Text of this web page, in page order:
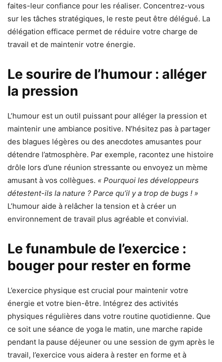
faites-leur confiance pour les réaliser. Concentrez-vous
sur les tâches stratégiques, le reste peut être délégué. La
délégation efficace permet de réduire votre charge de
travail et de maintenir votre énergie.
Le sourire de l’humour : alléger
la pression
L’humour est un outil puissant pour alléger la pression et
maintenir une ambiance positive. N’hésitez pas à partager
des blagues légères ou des anecdotes amusantes pour
détendre l’atmosphère. Par exemple, racontez une histoire
drôle lors d’une réunion stressante ou envoyez un mème
amusant à vos collègues. « Pourquoi les développeurs
détestent-ils la nature ? Parce qu’il y a trop de bugs ! »
L’humour aide à relâcher la tension et à créer un
environnement de travail plus agréable et convivial.
Le funambule de l’exercice :
bouger pour rester en forme
L’exercice physique est crucial pour maintenir votre
énergie et votre bien-être. Intégrez des activités
physiques régulières dans votre routine quotidienne. Que
ce soit une séance de yoga le matin, une marche rapide
pendant la pause déjeuner ou une session de gym après le
travail, l’exercice vous aidera à rester en forme et à